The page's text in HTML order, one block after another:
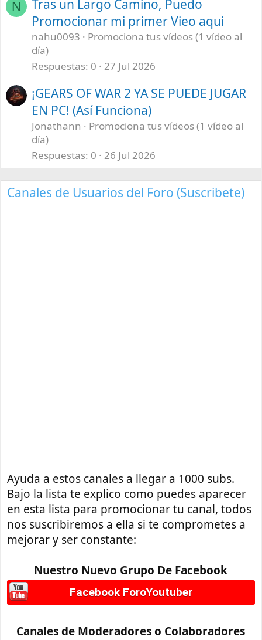
N
Tras un Largo Camino, Puedo
Promocionar mi primer Vieo aqui
nahu0093
Promociona tus vídeos (1 vídeo al
día)
Respuestas 0 27 Jul 2026
¡GEARS OF WAR 2 YA SE PUEDE JUGAR
EN PC! (Así Funciona)
Jonathann
Promociona tus vídeos (1 vídeo al
día)
Respuestas 0 26 Jul 2026
Canales de Usuarios del Foro (Suscribete)
Ayuda a estos canales a llegar a 1000 subs.
Bajo la lista te explico como puedes aparecer
en esta lista para promocionar tu canal, todos
nos suscribiremos a ella si te comprometes a
mejorar y ser constante:
Nuestro Nuevo Grupo De Facebook
Facebook ForoYoutuber
Canales de Moderadores o Colaboradores